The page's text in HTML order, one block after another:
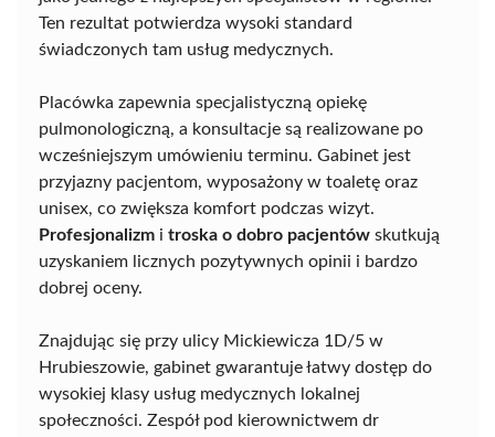
Ten rezultat potwierdza wysoki standard
świadczonych tam usług medycznych.
Placówka zapewnia specjalistyczną opiekę
pulmonologiczną, a konsultacje są realizowane po
wcześniejszym umówieniu terminu. Gabinet jest
przyjazny pacjentom, wyposażony w toaletę oraz
unisex, co zwiększa komfort podczas wizyt.
Profesjonalizm i troska o dobro pacjentów skutkują
uzyskaniem licznych pozytywnych opinii i bardzo
dobrej oceny.
Znajdując się przy ulicy Mickiewicza 1D/5 w
Hrubieszowie, gabinet gwarantuje łatwy dostęp do
wysokiej klasy usług medycznych lokalnej
społeczności. Zespół pod kierownictwem dr